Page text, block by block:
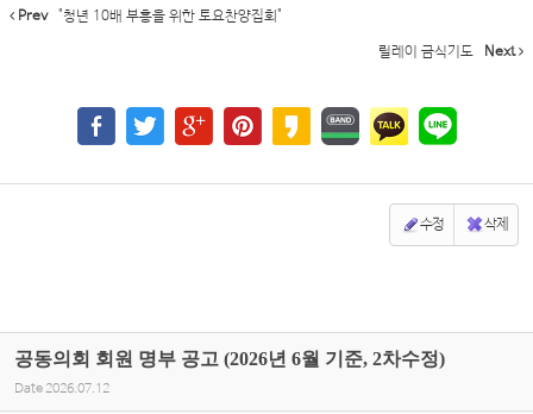
Prev "청년 10배 부흥을 위한 토요찬양집회"
릴레이 금식기도 Next
수정 삭제
공동의회 회원 명부 공고 (2026년 6월 기준, 2차수정)
Date 2026.07.12